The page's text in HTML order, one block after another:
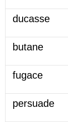
ducasse
butane
fugace
persuade